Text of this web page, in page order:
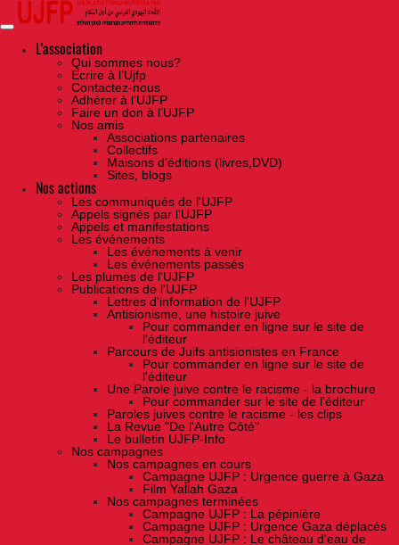
Skip
the
contentL'association
Qui sommes nous?
Ecrire à l’Ujfp
Contactez-nous
Adhérer à l’UJFP
Faire un don à l’UJFP
Nos amis
Associations partenaires
Collectifs
Maisons d’éditions (livres,DVD)
Sites, blogs
Nos actions
Les communiqués de l'UJFP
Appels signés par l'UJFP
Appels et manifestations
Les événements
Les événements à venir
Les événements passés
Les plumes de l'UJFP
Publications de l'UJFP
Lettres d'information de l'UJFP
Antisionisme, une histoire juive
Pour commander en ligne sur le site de
l'éditeur
Parcours de Juifs antisionistes en France
Pour commander en ligne sur le site de
l'éditeur
Une Parole juive contre le racisme - la brochure
Pour commander sur le site de l'éditeur
Paroles juives contre le racisme - les clips
La Revue "De l'Autre Côté"
Le bulletin UJFP-Info
Nos campagnes
Nos campagnes en cours
Campagne UJFP : Urgence guerre à Gaza
Film Yallah Gaza
Nos campagnes terminées
Campagne UJFP : La pépinière
Campagne UJFP : Urgence Gaza déplacés
Campagne UJFP : Le château d'eau de